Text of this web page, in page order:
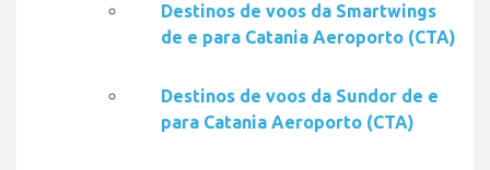
Destinos de voos da Smartwings
de e para Catania Aeroporto (CTA)
Destinos de voos da Sundor de e
para Catania Aeroporto (CTA)